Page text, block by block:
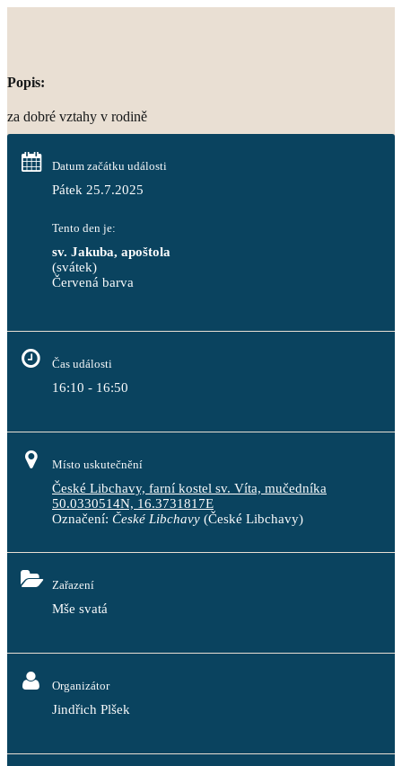
Popis:
za dobré vztahy v rodině
Datum začátku události
Pátek 25.7.2025
Tento den je:
sv. Jakuba, apoštola
(svátek)
Červená barva
Čas události
16:10 - 16:50
Místo uskutečnění
České Libchavy, farní kostel sv. Víta, mučedníka
50.0330514N, 16.3731817E
Označení: České Libchavy (České Libchavy)
Zařazení
Mše svatá
Organizátor
Jindřich Plšek